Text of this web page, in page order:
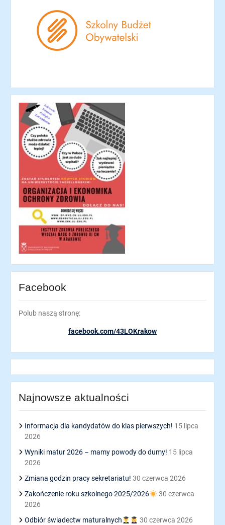
Facebook
Polub naszą stronę:
facebook.com/43LOKrakow
Najnowsze aktualności
Informacja dla kandydatów do klas pierwszych! 15 lipca
2026
Wyniki matur 2026 – mamy powody do dumy! 15 lipca
2026
Zmiana godzin pracy sekretariatu! 30 czerwca 2026
Zakończenie roku szkolnego 2025/2026
30 czerwca
2026
Odbiór świadectw maturalnych
30 czerwca 2026